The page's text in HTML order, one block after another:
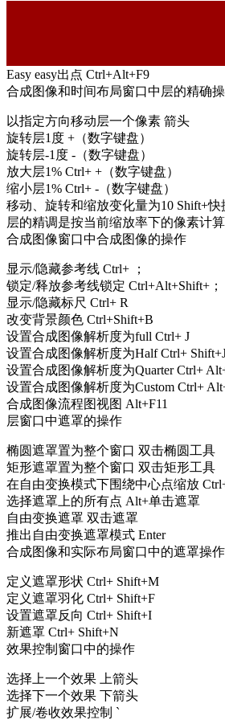
Easy easy出点 Ctrl+Alt+F9
合成图像和时间布局窗口中层的精确
以指定方向移动层一个像素 箭头
旋转层1度 +（数字键盘）
旋转层-1度 -（数字键盘）
放大层1% Ctrl+ +（数字键盘）
缩小层1% Ctrl+ -（数字键盘）
移动、旋转和缩放变化量为10 Shift+快
层的精调是按当前缩放率下的像素计
合成图像窗口中合成图像的操作
显示/隐藏参考线 Ctrl+ ；
锁定/释放参考线锁定 Ctrl+Alt+Shift+；
显示/隐藏标尺 Ctrl+ R
改变背景颜色 Ctrl+Shift+B
设置合成图像解析度为full Ctrl+ J
设置合成图像解析度为Half Ctrl+
设置合成图像解析度为Quarter Ctrl+
设置合成图像解析度为Custom Ctrl+
合成图像流程图视图 Alt+F11
层窗口中遮罩的操作
椭圆遮罩置为整个窗口 双击椭圆工具
矩形遮罩置为整个窗口 双击矩形工具
在自由变换模式下围绕中心点缩放
选择遮罩上的所有点 Alt+单击遮罩
自由变换遮罩 双击遮罩
推出自由变换遮罩模式 Enter
合成图像和实际布局窗口中的遮罩操作
定义遮罩形状 Ctrl+ Shift+M
定义遮罩羽化 Ctrl+ Shift+F
设置遮罩反向 Ctrl+ Shift+I
新遮罩 Ctrl+ Shift+N
效果控制窗口中的操作
选择上一个效果 上箭头
选择下一个效果 下箭头
扩展/卷收效果控制 `